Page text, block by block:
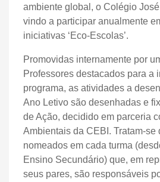
ambiente global, o Colégio
vindo a participar anualmente
iniciativas ‘Eco-Escolas’.
Promovidas internamente por
Professores destacados para a
programa, as atividades a
Ano Letivo são desenhadas e
de Ação, decidido em parceria
Ambientais da CEBI. Tratam-se
nomeados em cada turma
Ensino Secundário) que, em
seus pares, são responsáveis